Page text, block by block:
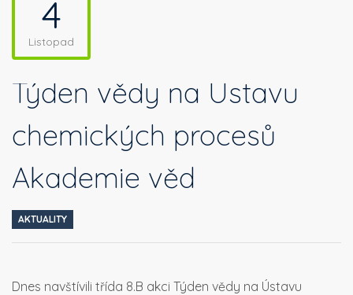
4
Listopad
Týden vědy na Ústavu
chemických procesů
Akademie věd
AKTUALITY
Dnes navštívili třída 8.B akci Týden vědy na Ústavu